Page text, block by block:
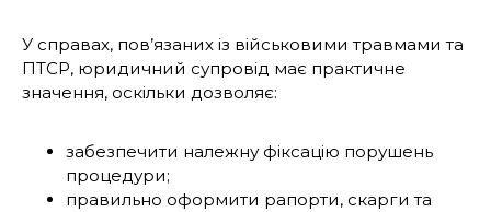
У справах, пов’язаних із військовими травмами та
ПТСР, юридичний супровід має практичне
значення, оскільки дозволяє:
забезпечити належну фіксацію порушень
процедури;
правильно оформити рапорти, скарги та